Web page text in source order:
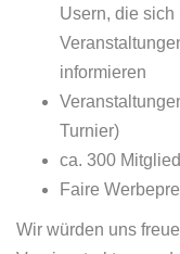
Usern, die sich
informieren
Turnier)
ca. 300
Faire
Wir würden uns